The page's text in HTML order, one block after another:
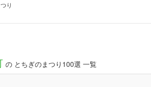
り
の とちぎのまつり100選 一覧